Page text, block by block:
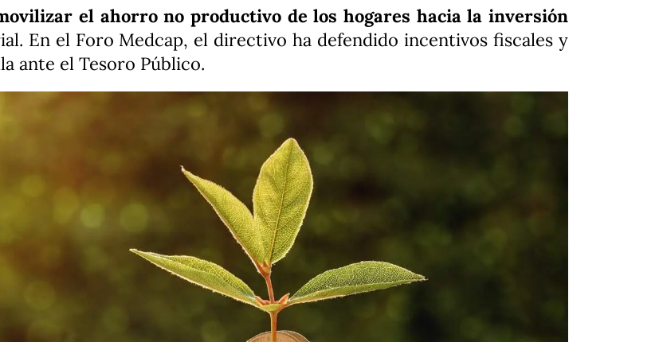
el ahorro no productivo de los hogares hacia la inversión
En el Foro Medcap, el directivo ha defendido incentivos fiscales y
ante el Tesoro Público.